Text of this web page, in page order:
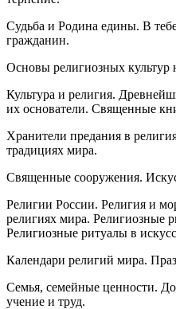
Судьба и Родина едины. В
гражданин.
Основы религиозных культур
Культура и религия.
их основатели. Священные
Хранители предания в
традициях мира.
Священные сооружения.
Религии России. Религия и
религиях мира. Религиозные
Религиозные ритуалы в
Календари религий мира.
Семья, семейные ценности.
учение и труд.